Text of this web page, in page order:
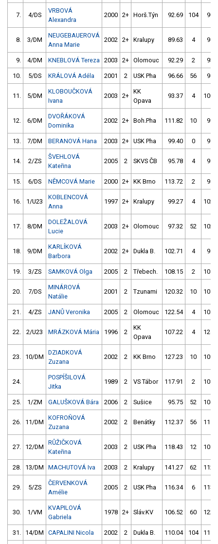
7. 4/DS
VRBOVÁ
Alexandra
2000 2+ Horš.Týn 92.69 104
8. 3/DM
NEUGEBAUEROVÁ
Anna Marie
2002 2+ Kralupy 89.63 4
9. 4/DM KNEBLOVÁ Tereza 2003 2+ Olomouc 92.29 2
10. 5/DS KRÁLOVÁ Adéla 2001 2 USK Pha 96.66 56
11. 5/DM
KLOBOUČKOVÁ
Ivana
2003 2+
KK
Opava
93.37 4
12. 6/DM
DVOŘÁKOVÁ
Dominika
2002 2+ Boh.Pha 111.82 10
13. 7/DM BERANOVÁ Hana 2003 2+ USK Pha 99.40 0
14. 2/ZS
ŠVEHLOVÁ
Kateřina
2005 2 SKVS ČB 95.78 4
15. 6/DS NĚMCOVÁ Marie 2000 2+ KK Brno 113.72 2
16. 1/U23
KOBLENCOVÁ
Anna
1997 2+ Kralupy 99.27 4
17. 8/DM
DOLEŽALOVÁ
Lucie
2003 2+ Olomouc 97.32 52
18. 9/DM
KARLÍKOVÁ
Barbora
2002 2+ Dukla B. 102.71 4
19. 3/ZS SAMKOVÁ Olga 2005 2 Třebech. 108.15 2
20. 7/DS
MINÁROVÁ
Natálie
2001 2 Tzunami 120.32 10
21. 4/ZS JANŮ Veronika 2005 2 Olomouc 122.54 4
22. 2/U23 MRÁZKOVÁ Mária 1996 2
KK
Opava
107.22 4
23. 10/DM
DZIADKOVÁ
Zuzana
2002 2 KK Brno 127.23 10
24.
POSPÍŠILOVÁ
Jitka
1989 2 VS Tábor 117.91 2
25. 1/ZM GALUŠKOVÁ Bára 2006 2 Sušice 95.75 52
26. 11/DM
KOFROŇOVÁ
Zuzana
2002 2 Benátky 112.37 56
27. 12/DM
RŮŽIČKOVÁ
Kateřina
2003 2 USK Pha 118.43 12
28. 13/DM MACHUTOVÁ Iva 2003 2 Kralupy 141.27 62
29. 5/ZS
ČERVENKOVÁ
Amélie
2005 2 USK Pha 116.34 6
30. 1/VM
KVAPILOVÁ
Gabriela
1978 2+ Sláv.KV 106.52 60
31. 14/DM CAPALINI Nicola 2002 2 Dukla B. 110.04 104